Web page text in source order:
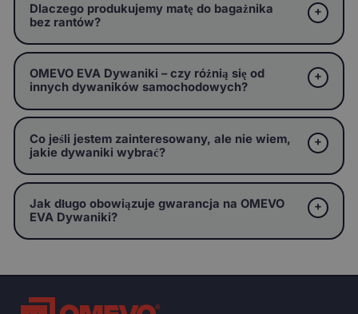
Dlaczego produkujemy matę do bagażnika
bez rantów?
OMEVO EVA Dywaniki – czy różnią się od
innych dywaników samochodowych?
Co jeśli jestem zainteresowany, ale nie wiem,
jakie dywaniki wybrać?
Jak długo obowiązuje gwarancja na OMEVO
EVA Dywaniki?